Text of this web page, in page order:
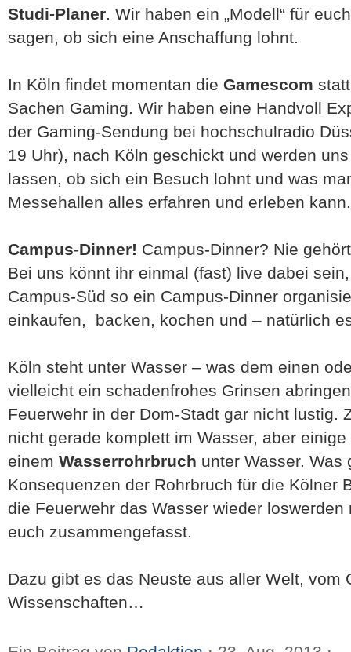
Studi-Planer. Wir haben ein „Modell“ für
sagen, ob sich eine Anschaffung lohnt.
In Köln findet momentan die Gamescom
Sachen Gaming. Wir haben eine Handvoll
der Gaming-Sendung bei hochschulradio
19 Uhr), nach Köln geschickt und werden
lassen, ob sich ein Besuch lohnt und was
Messehallen alles erfahren und erleben kann.
Campus-Dinner! Campus-Dinner? Nie
Bei uns könnt ihr einmal (fast) live dabei
Campus-Süd so ein Campus-Dinner
einkaufen, backen, kochen und – natürlich
Köln steht unter Wasser – was dem einen
vielleicht ein schadenfrohes Grinsen
Feuerwehr in der Dom-Stadt gar nicht lustig.
nicht gerade komplett im Wasser, aber
einem Wasserrohrbruch unter Wasser.
Konsequenzen der Rohrbruch für die Kölner
die Feuerwehr das Wasser wieder
euch zusammengefasst.
Dazu gibt es das Neuste aus aller Welt, vom
Wissenschaften…